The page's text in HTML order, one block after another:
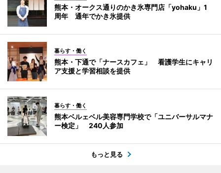
熊本・オークス通りのかき氷専門店「yohaku」1
周年 通年でかき氷提供
暮らす・働く
熊本・下通で「ナースカフェ」 看護学生にキャリ
ア支援と学習相談を提供
暮らす・働く
熊本ベルェベル美容専門学校で「ユニバーサルマナ
ー検定」 240人参加
もっと見る